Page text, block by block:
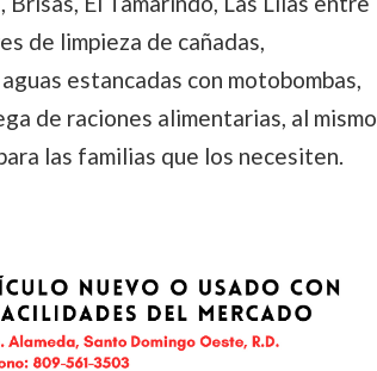
de limpieza de cañadas,
estancadas con motobombas,
de raciones alimentarias, al mismo
las familias que los necesiten.